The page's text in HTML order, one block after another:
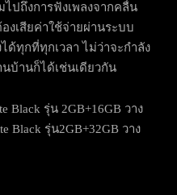
ไปถึงการฟังเพลงจากคลื่น
งเสียค่าใช้จ่ายผ่านระบบ
ด้ทุกที่ทุกเวลา ไม่ว่าจะกำลัง
บ้านก็ได้เช่นเดียวกัน
Black รุ่น 2GB+16GB วาง
Black รุ่น2GB+32GB วาง